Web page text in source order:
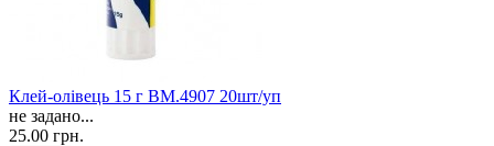
Клей-олівець 15 г ВМ.4907 20шт/уп
не задано...
25.00 грн.